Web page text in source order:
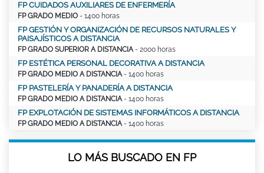
FP CUIDADOS AUXILIARES DE ENFERMERÍA
FP GRADO MEDIO - 1400 horas
FP GESTIÓN Y ORGANIZACIÓN DE RECURSOS NATURALES Y
PAISAJÍSTICOS A DISTANCIA
FP GRADO SUPERIOR A DISTANCIA- 2000 horas
FP ESTÉTICA PERSONAL DECORATIVA A DISTANCIA
FP GRADO MEDIO A DISTANCIA- 1400 horas
FP PASTELERÍA Y PANADERÍA A DISTANCIA
FP GRADO MEDIO A DISTANCIA- 1400 horas
FP EXPLOTACIÓN DE SISTEMAS INFORMÁTICOS A DISTANCIA
FP GRADO MEDIO A DISTANCIA- 1400 horas
LO MÁS BUSCADO EN FP